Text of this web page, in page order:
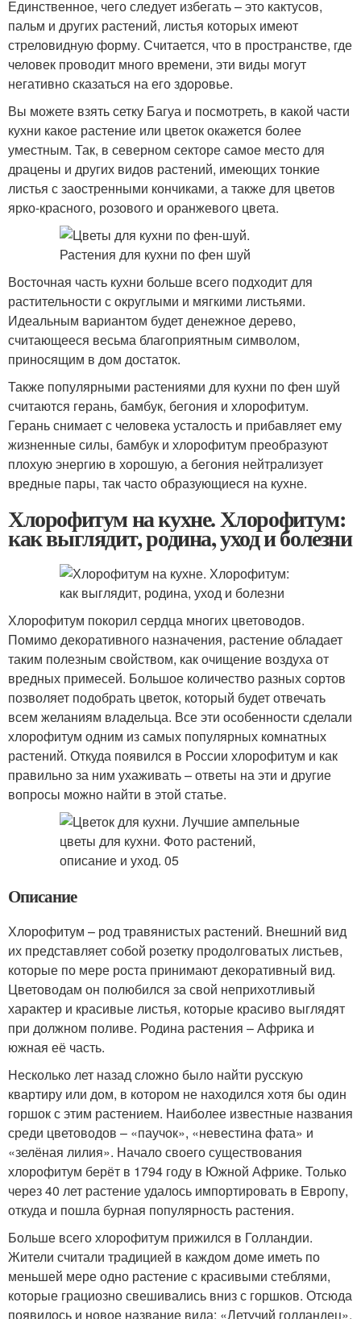
Единственное, чего следует избегать – это кактусов,
пальм и других растений, листья которых имеют
стреловидную форму. Считается, что в пространстве, где
человек проводит много времени, эти виды могут
негативно сказаться на его здоровье.
Вы можете взять сетку Багуа и посмотреть, в какой части
кухни какое растение или цветок окажется более
уместным. Так, в северном секторе самое место для
драцены и других видов растений, имеющих тонкие
листья с заостренными кончиками, а также для цветов
ярко-красного, розового и оранжевого цвета.
Восточная часть кухни больше всего подходит для
растительности с округлыми и мягкими листьями.
Идеальным вариантом будет денежное дерево,
считающееся весьма благоприятным символом,
приносящим в дом достаток.
Также популярными растениями для кухни по фен шуй
считаются герань, бамбук, бегония и хлорофитум.
Герань снимает с человека усталость и прибавляет ему
жизненные силы, бамбук и хлорофитум преобразуют
плохую энергию в хорошую, а бегония нейтрализует
вредные пары, так часто образующиеся на кухне.
Хлорофитум на кухне. Хлорофитум:
как выглядит, родина, уход и болезни
Хлорофитум покорил сердца многих цветоводов.
Помимо декоративного назначения, растение обладает
таким полезным свойством, как очищение воздуха от
вредных примесей. Большое количество разных сортов
позволяет подобрать цветок, который будет отвечать
всем желаниям владельца. Все эти особенности сделали
хлорофитум одним из самых популярных комнатных
растений. Откуда появился в России хлорофитум и как
правильно за ним ухаживать – ответы на эти и другие
вопросы можно найти в этой статье.
Описание
Хлорофитум – род травянистых растений. Внешний вид
их представляет собой розетку продолговатых листьев,
которые по мере роста принимают декоративный вид.
Цветоводам он полюбился за свой неприхотливый
характер и красивые листья, которые красиво выглядят
при должном поливе. Родина растения – Африка и
южная её часть.
Несколько лет назад сложно было найти русскую
квартиру или дом, в котором не находился хотя бы один
горшок с этим растением. Наиболее известные названия
среди цветоводов – «паучок», «невестина фата» и
«зелёная лилия». Начало своего существования
хлорофитум берёт в 1794 году в Южной Африке. Только
через 40 лет растение удалось импортировать в Европу,
откуда и пошла бурная популярность растения.
Больше всего хлорофитум прижился в Голландии.
Жители считали традицией в каждом доме иметь по
меньшей мере одно растение с красивыми стеблями,
которые грациозно свешивались вниз с горшков. Отсюда
появилось и новое название вида: «Летучий голландец»,